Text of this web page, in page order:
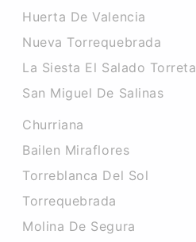
Huerta De Valencia
Nueva Torrequebrada
La Siesta El Salado Torreta
San Miguel De Salinas
Churriana
Bailen Miraflores
Torreblanca Del Sol
Torrequebrada
Molina De Segura